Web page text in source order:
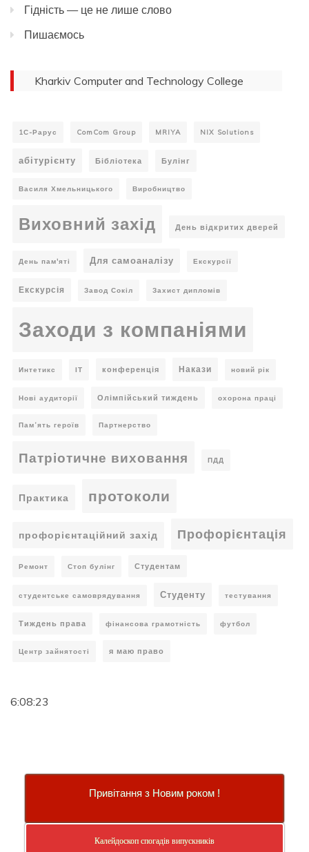
Гідність — це не лише слово
Пишаємось
Kharkiv Computer and Technology College
1С-Рарус ComCom Group MRIYA NIX Solutions
абітурієнту Бібліотека Булінг
Василя Хмельницького Виробництво
Виховний захід День відкритих дверей
День пам'яті Для самоаналізу Екскурсії
Екскурсія Завод Сокіл Захист дипломів
Заходи з компаніями
Интетикс ІТ конференція Накази новий рік
Нові аудиторії Олімпійський тиждень охорона праці
Пам’ять героїв Партнерство
Патріотичне виховання ПДД
Практика протоколи
профорієнтаційний захід Профорієнтація
Ремонт Стоп булінг Студентам
студентське самоврядування Студенту тестування
Тиждень права фінансова грамотність футбол
Центр зайнятості я маю право
6:08:24
Привітання з Новим роком !
Калейдоскоп спогадів випускників